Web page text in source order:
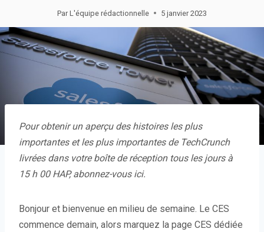
Par L'équipe rédactionnelle 5 janvier 2023
Pour obtenir un aperçu des histoires les plus
importantes et les plus importantes de TechCrunch
livrées dans votre boîte de réception tous les jours à
15 h 00 HAP, abonnez-vous ici.
Bonjour et bienvenue en milieu de semaine. Le CES
commence demain, alors marquez la page CES dédiée